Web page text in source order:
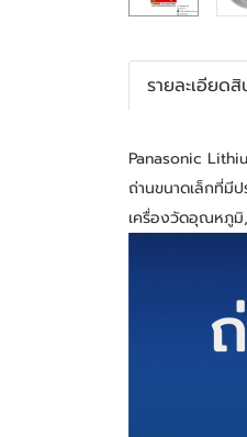
รายละเอียดสิ
Panasonic
ถ่านขนาดเล็กที่มี
เครื่องวัดอุณหภูมิ